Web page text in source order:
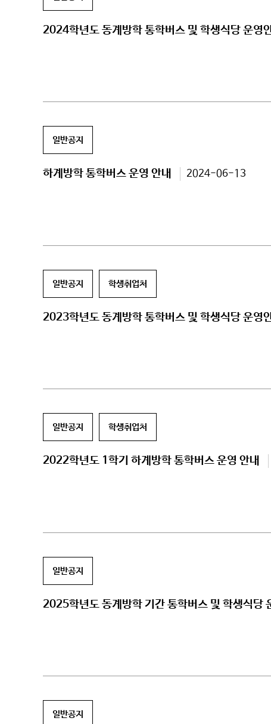
2024학년도 동계방학 통학버스 및 학생식당 운영
일반공지
하계방학 통학버스 운영 안내 2024-06-13
일반공지 학생취업처
2023학년도 동계방학 통학버스 및 학생식당 운영
일반공지 학생취업처
2022학년도 1학기 하계방학 통학버스 운영 안내
일반공지
2025학년도 동계방학 기간 통학버스 및 학생식당
일반공지